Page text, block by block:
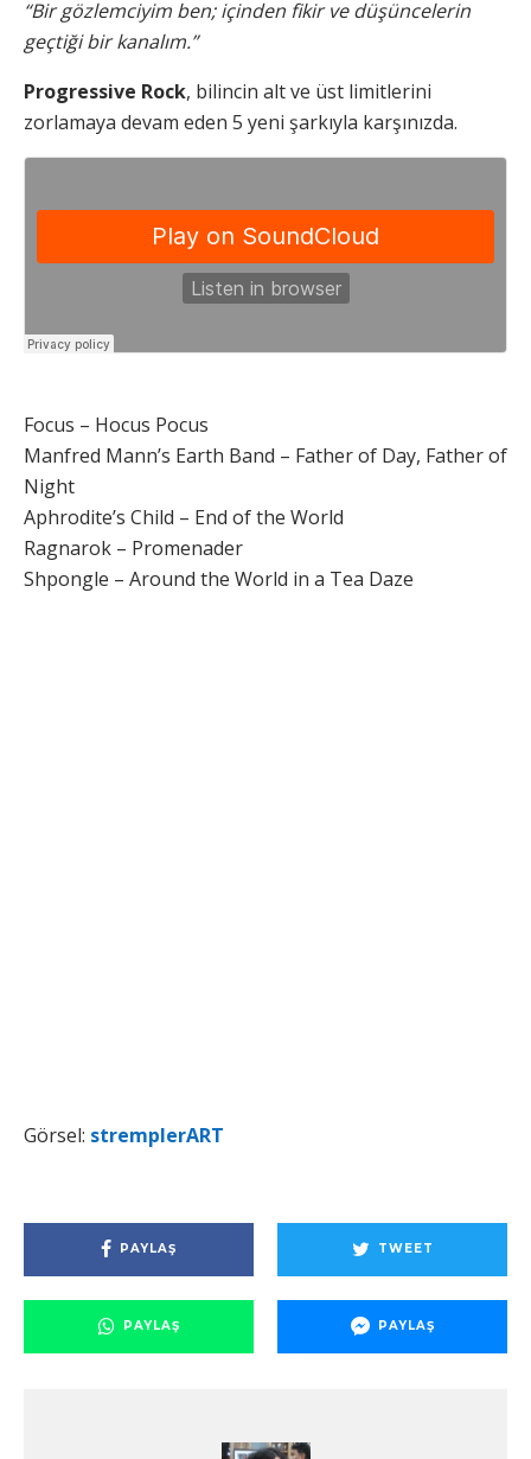
“Bir gözlemciyim ben; içinden fikir ve düşüncelerin
geçtiği bir kanalım.”
Progressive Rock, bilincin alt ve üst limitlerini
zorlamaya devam eden 5 yeni şarkıyla karşınızda.
Focus – Hocus Pocus
Manfred Mann’s Earth Band – Father of Day, Father of
Night
Aphrodite’s Child – End of the World
Ragnarok – Promenader
Shpongle – Around the World in a Tea Daze
Görsel: stremplerART
PAYLAŞ TWEET
PAYLAŞ PAYLAŞ